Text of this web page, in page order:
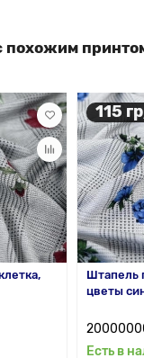
похожим
115
Штапель
цветы
Есть в